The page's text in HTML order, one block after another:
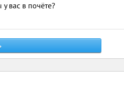
вас в почёте?